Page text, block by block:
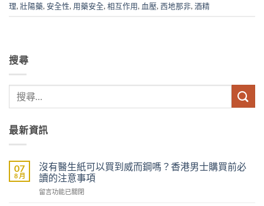
理, 壯陽藥, 安全性, 用藥安全, 相互作用, 血壓, 西地那非, 酒精
搜尋
最新資訊
07
8 月
沒有醫生紙可以買到威而鋼嗎？香港男士購買前必
讀的注意事項
在
留言功能已關閉